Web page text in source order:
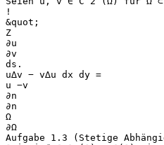
!
&quot;
Z
∂u
∂v
ds.
u∆v − v∆u dx dy =
u −v
∂n
∂n
Ω
∂Ω
Aufgabe 1.3 (Stetige